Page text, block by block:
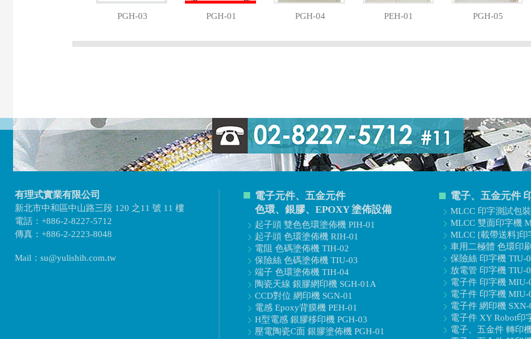
PGH-03 PGH-01 PGH-04 PEH-01 PGH-05
有理式實業有限公司
新北市中和區中山路三段 120 之11 號 11 樓
電話：+886-2-8227-5712
傳真：+886-2-2223-8048
Mail：su@yulishih.com.tw
電子元件、五金元件
色環、銀膠、EPOXY 塗佈設備
起子頭 雙色色環塗佈機 PIH-01
起子頭 色環塗佈機 RIH-01
電阻 色碼塗佈機 TIH-02
保險絲 色碼塗佈機 TIU-03
端子 色環塗佈機 TIH-04
陶瓷天線 銀膠網印機 SGH-01A
CCD對位 網印機 SGN-01
電感 Epoxy背膜機 PEH-01
H型電感 銀膠移印機 PGH-03
壓電陶瓷C面 銀膠塗佈機 PGH-01
電子、五金元件
MLCC 印字測試包
MLCC 雙面印字機
MLCC [載帶送料]印
車用二極體 色環印
保險絲 印字機 TIU-
放電管 印字機 TIU-
電子件 印字機 MIU-
電子件 印字機 MIU-
電子件 網印機 SXN-
電子件 XY Robot印
電子、五金件 轉印